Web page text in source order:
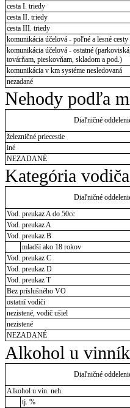
cesta I. triedy
cesta II. triedy
cesta III. triedy
komunikácia účelová - poľné a lesné cesty
komunikácia účelová - ostatné
továrňam, pieskovňam, skladom a pod.)
komunikácia v km systéme nesledovaná
nezadané
Nehody podľa
Diaľničné
železničné priecestie
iné
NEZADANÉ
Kategória
Diaľničné
Vod. preukaz A do 50cc
Vod. preukaz A
Vod. preukaz B
mladší ako 18 rokov
Vod. preukaz C
Vod. preukaz D
Vod. preukaz T
Bez príslušného VO
ostatní vodiči
nezistené, vodič ušiel
nezistené
NEZADANÉ
Alkohol u
Diaľničné
Alkohol u vin. neh.
tj. %